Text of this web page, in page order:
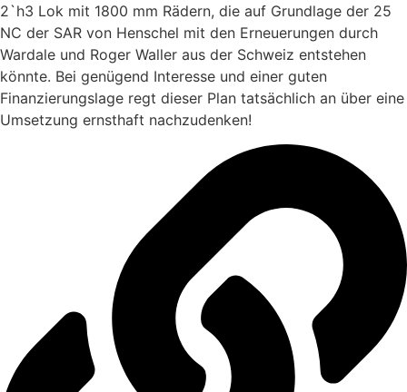
2`h3 Lok mit 1800 mm Rädern, die auf Grundlage der 25
NC der SAR von Henschel mit den Erneuerungen durch
Wardale und Roger Waller aus der Schweiz entstehen
könnte. Bei genügend Interesse und einer guten
Finanzierungslage regt dieser Plan tatsächlich an über eine
Umsetzung ernsthaft nachzudenken!